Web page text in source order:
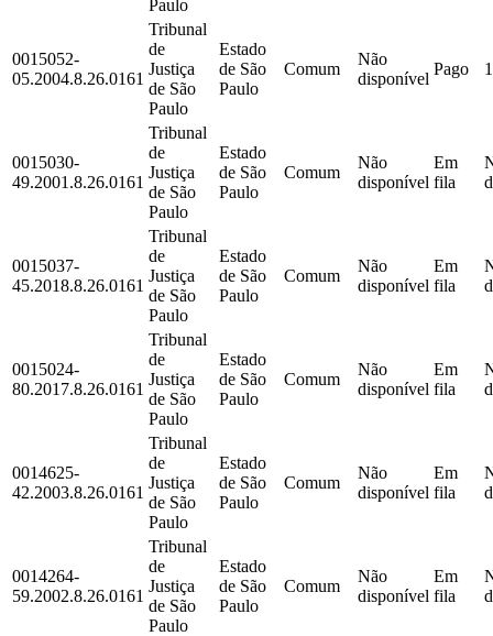
Paulo
0015052-
05.2004.8.26.0161
Tribunal
de
Justiça
de São
Paulo
Estado
de São
Paulo
Comum
Não
disponível
Pago
0015030-
49.2001.8.26.0161
Tribunal
de
Justiça
de São
Paulo
Estado
de São
Paulo
Comum
Não
disponível
Em
fila
0015037-
45.2018.8.26.0161
Tribunal
de
Justiça
de São
Paulo
Estado
de São
Paulo
Comum
Não
disponível
Em
fila
0015024-
80.2017.8.26.0161
Tribunal
de
Justiça
de São
Paulo
Estado
de São
Paulo
Comum
Não
disponível
Em
fila
0014625-
42.2003.8.26.0161
Tribunal
de
Justiça
de São
Paulo
Estado
de São
Paulo
Comum
Não
disponível
Em
fila
0014264-
59.2002.8.26.0161
Tribunal
de
Justiça
de São
Paulo
Estado
de São
Paulo
Comum
Não
disponível
Em
fila